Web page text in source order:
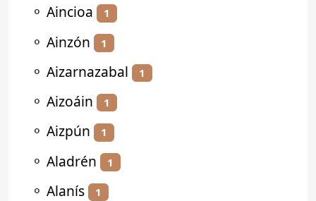
⚬ Aincioa 1
⚬ Ainzón 1
⚬ Aizarnazabal 1
⚬ Aizoáin 1
⚬ Aizpún 1
⚬ Aladrén 1
⚬ Alanís 1